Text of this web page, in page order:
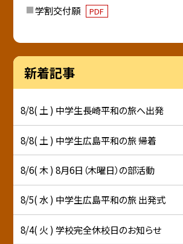
学割交付願 PDF
新着記事
8/8( 土 ) 中学生長崎平和の旅へ出発
8/8( 土 ) 中学生広島平和の旅 帰着
8/6( 木 ) 8月6日（木曜日）の部活動
8/5( 水 ) 中学生広島平和の旅 出発式
8/4( 火 ) 学校完全休校日のお知らせ